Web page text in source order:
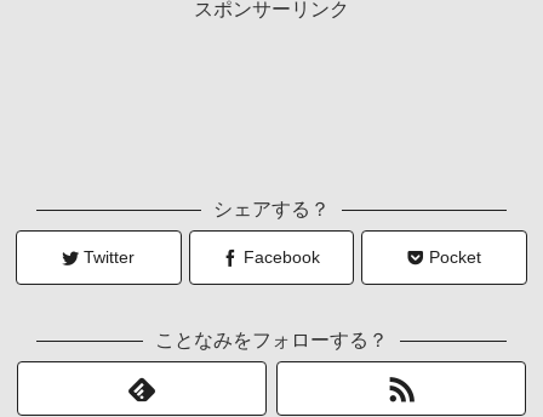
スポンサーリンク
シェアする？
Twitter Facebook Pocket
ことなみをフォローする？